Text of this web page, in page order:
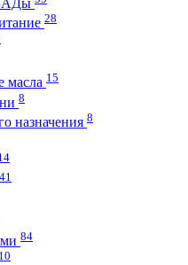
28
масла 15
8
назначения 8
84
10